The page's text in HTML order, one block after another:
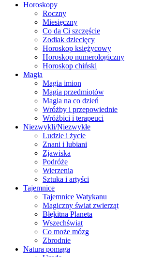
Horoskopy
Roczny
Miesięczny
Co da Ci szczęście
Zodiak dziecięcy
Horoskop księżycowy
Horoskop numerologiczny
Horoskop chiński
Magia
Magia imion
Magia przedmiotów
Magia na co dzień
Wróżby i przepowiednie
Wróżbici i terapeuci
Niezwykli/Niezwykłe
Ludzie i życie
Znani i lubiani
Zjawiska
Podróże
Wierzenia
Sztuka i artyści
Tajemnice
Tajemnice Watykanu
Magiczny świat zwierząt
Błękitna Planeta
Wszechświat
Co może mózg
Zbrodnie
Natura pomaga